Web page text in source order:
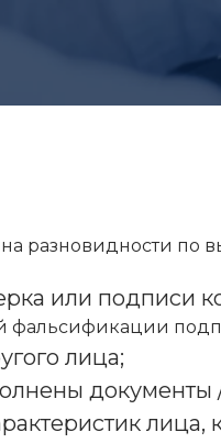
разновидности по
или подписи
лица;
документы